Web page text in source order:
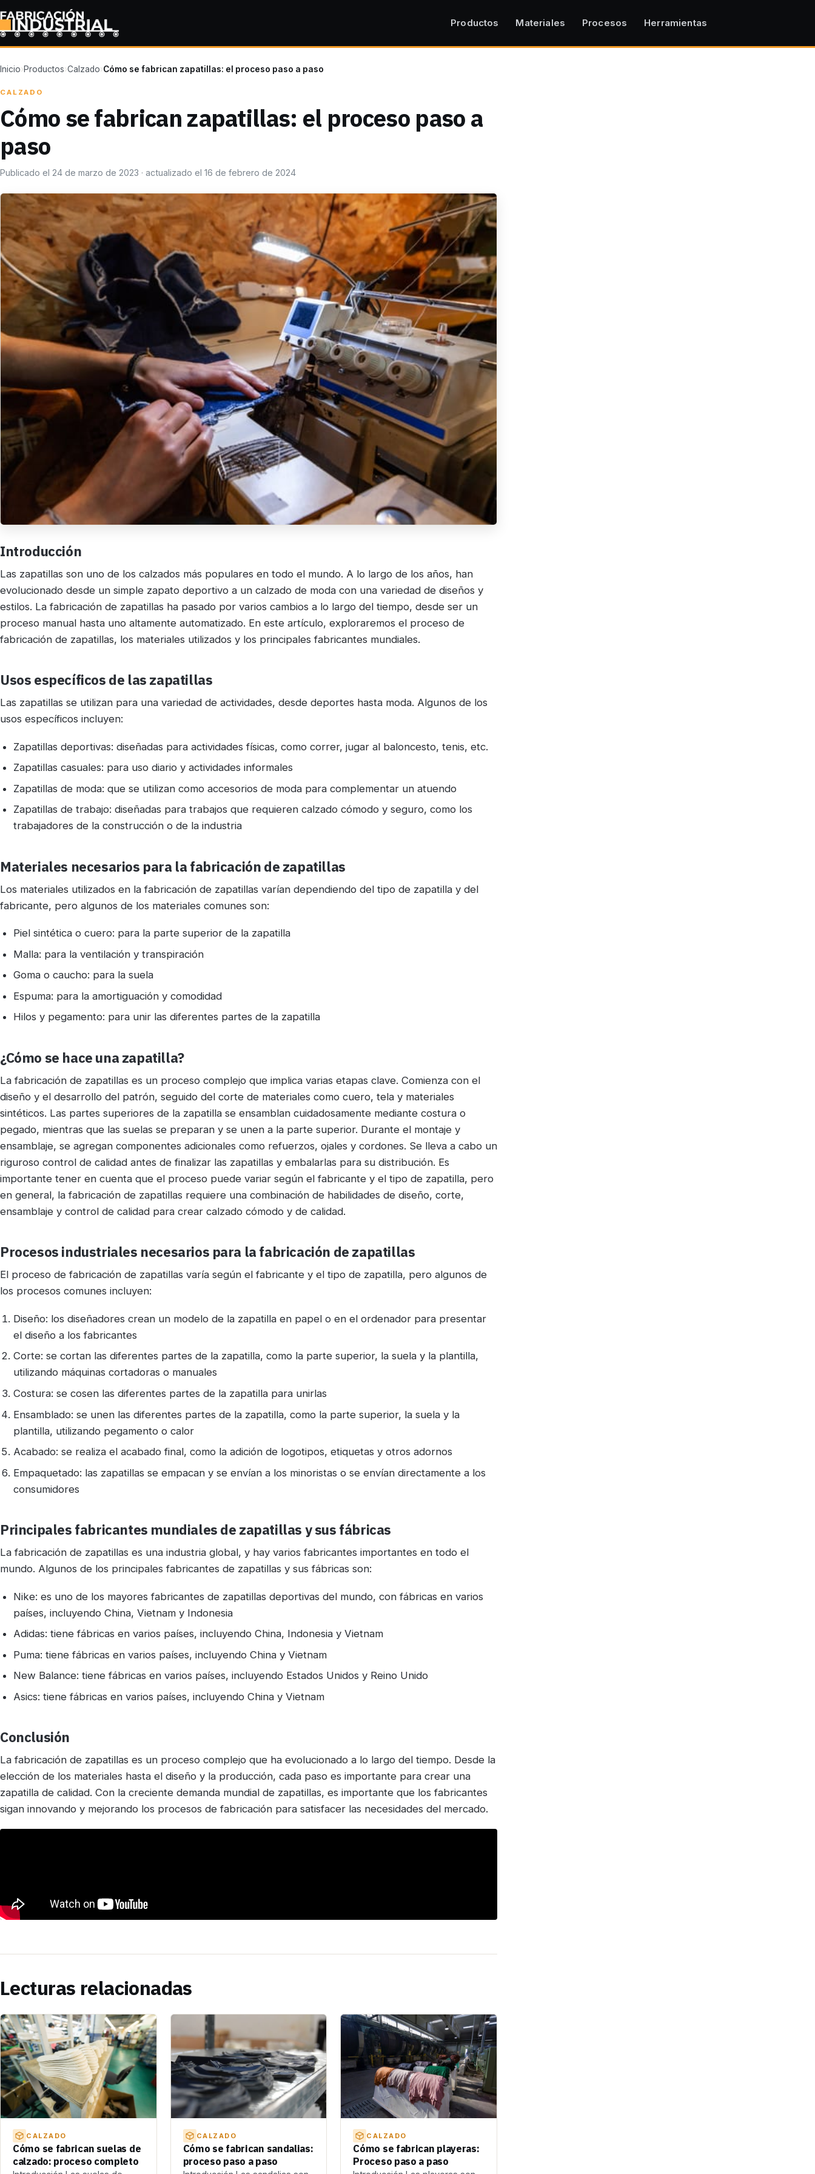
Productos Materiales Procesos Herramientas
Inicio›Productos›Calzado›Cómo se fabrican zapatillas: el proceso paso a paso
CALZADO
Cómo se fabrican zapatillas: el proceso paso a
paso
Publicado el 24 de marzo de 2023 · actualizado el 16 de febrero de 2024
Introducción
Las zapatillas son uno de los calzados más populares en todo el mundo. A lo largo de los años, han
evolucionado desde un simple zapato deportivo a un calzado de moda con una variedad de diseños y
estilos. La fabricación de zapatillas ha pasado por varios cambios a lo largo del tiempo, desde ser un
proceso manual hasta uno altamente automatizado. En este artículo, exploraremos el proceso de
fabricación de zapatillas, los materiales utilizados y los principales fabricantes mundiales.
Usos específicos de las zapatillas
Las zapatillas se utilizan para una variedad de actividades, desde deportes hasta moda. Algunos de los
usos específicos incluyen:
Zapatillas deportivas: diseñadas para actividades físicas, como correr, jugar al baloncesto, tenis, etc.
Zapatillas casuales: para uso diario y actividades informales
Zapatillas de moda: que se utilizan como accesorios de moda para complementar un atuendo
Zapatillas de trabajo: diseñadas para trabajos que requieren calzado cómodo y seguro, como los
trabajadores de la construcción o de la industria
Materiales necesarios para la fabricación de zapatillas
Los materiales utilizados en la fabricación de zapatillas varían dependiendo del tipo de zapatilla y del
fabricante, pero algunos de los materiales comunes son:
Piel sintética o cuero: para la parte superior de la zapatilla
Malla: para la ventilación y transpiración
Goma o caucho: para la suela
Espuma: para la amortiguación y comodidad
Hilos y pegamento: para unir las diferentes partes de la zapatilla
¿Cómo se hace una zapatilla?
La fabricación de zapatillas es un proceso complejo que implica varias etapas clave. Comienza con el
diseño y el desarrollo del patrón, seguido del corte de materiales como cuero, tela y materiales
sintéticos. Las partes superiores de la zapatilla se ensamblan cuidadosamente mediante costura o
pegado, mientras que las suelas se preparan y se unen a la parte superior. Durante el montaje y
ensamblaje, se agregan componentes adicionales como refuerzos, ojales y cordones. Se lleva a cabo un
riguroso control de calidad antes de finalizar las zapatillas y embalarlas para su distribución. Es
importante tener en cuenta que el proceso puede variar según el fabricante y el tipo de zapatilla, pero
en general, la fabricación de zapatillas requiere una combinación de habilidades de diseño, corte,
ensamblaje y control de calidad para crear calzado cómodo y de calidad.
Procesos industriales necesarios para la fabricación de zapatillas
El proceso de fabricación de zapatillas varía según el fabricante y el tipo de zapatilla, pero algunos de
los procesos comunes incluyen:
Diseño: los diseñadores crean un modelo de la zapatilla en papel o en el ordenador para presentar
el diseño a los fabricantes
Corte: se cortan las diferentes partes de la zapatilla, como la parte superior, la suela y la plantilla,
utilizando máquinas cortadoras o manuales
Costura: se cosen las diferentes partes de la zapatilla para unirlas
Ensamblado: se unen las diferentes partes de la zapatilla, como la parte superior, la suela y la
plantilla, utilizando pegamento o calor
Acabado: se realiza el acabado final, como la adición de logotipos, etiquetas y otros adornos
Empaquetado: las zapatillas se empacan y se envían a los minoristas o se envían directamente a los
consumidores
Principales fabricantes mundiales de zapatillas y sus fábricas
La fabricación de zapatillas es una industria global, y hay varios fabricantes importantes en todo el
mundo. Algunos de los principales fabricantes de zapatillas y sus fábricas son:
Nike: es uno de los mayores fabricantes de zapatillas deportivas del mundo, con fábricas en varios
países, incluyendo China, Vietnam y Indonesia
Adidas: tiene fábricas en varios países, incluyendo China, Indonesia y Vietnam
Puma: tiene fábricas en varios países, incluyendo China y Vietnam
New Balance: tiene fábricas en varios países, incluyendo Estados Unidos y Reino Unido
Asics: tiene fábricas en varios países, incluyendo China y Vietnam
Conclusión
La fabricación de zapatillas es un proceso complejo que ha evolucionado a lo largo del tiempo. Desde la
elección de los materiales hasta el diseño y la producción, cada paso es importante para crear una
zapatilla de calidad. Con la creciente demanda mundial de zapatillas, es importante que los fabricantes
sigan innovando y mejorando los procesos de fabricación para satisfacer las necesidades del mercado.
Lecturas relacionadas
CALZADO
Cómo se fabrican suelas de
calzado: proceso completo
CALZADO
Cómo se fabrican sandalias:
proceso paso a paso
CALZADO
Cómo se fabrican playeras:
Proceso paso a paso